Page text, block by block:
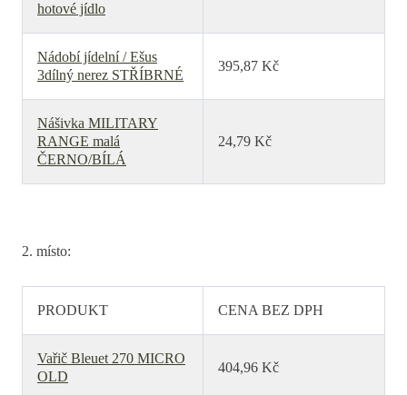
hotové jídlo
Nádobí jídelní / Ešus
3dílný nerez STŘÍBRNÉ
395,87 Kč
Nášivka MILITARY
RANGE malá
ČERNO/BÍLÁ
24,79 Kč
2. místo:
PRODUKT CENA BEZ DPH
Vařič Bleuet 270 MICRO
OLD
404,96 Kč